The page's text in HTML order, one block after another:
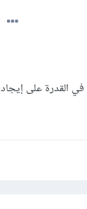
القدرة على إيجاد